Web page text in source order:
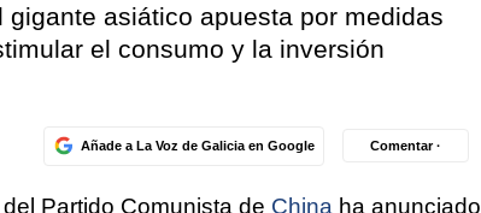
gigante asiático apuesta por medidas
el consumo y la inversión
Añade a La Voz de Galicia en Google Comentar ·
Partido Comunista de China ha anunciado